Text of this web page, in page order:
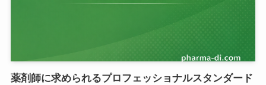
薬剤師に求められるプロフェッショナルスタンダード